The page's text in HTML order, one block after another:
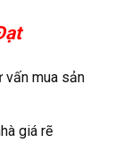
vấn mua sản
giá rẽ